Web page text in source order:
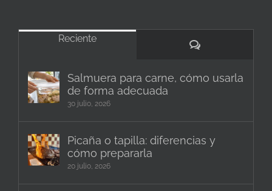
Reciente
Comentarios
Salmuera para carne, cómo usarla
de forma adecuada
30 julio, 2026
Picaña o tapilla: diferencias y
cómo prepararla
20 julio, 2026